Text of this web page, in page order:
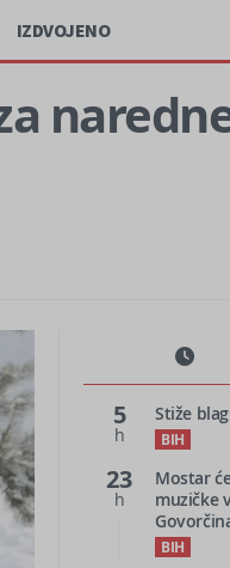
IZDVOJENO
5
h
Stiže
BIH
23
h
Mostar
muzičke
BIH